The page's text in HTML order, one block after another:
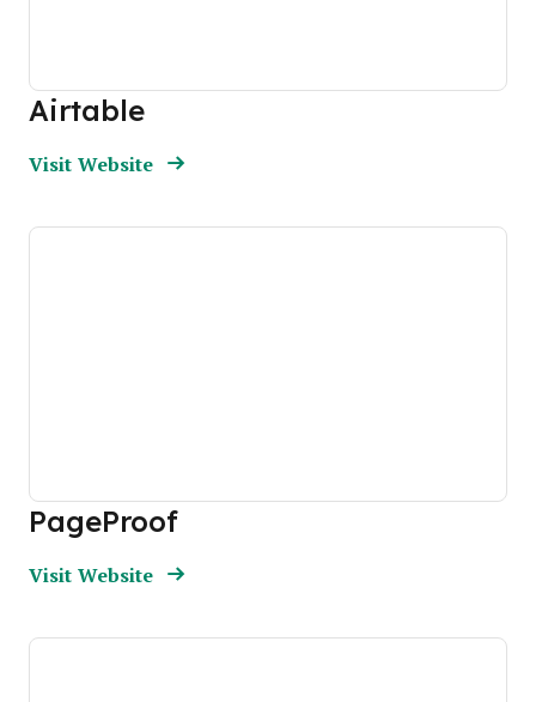
Airtable
Visit WebsiteOpens New Window
PageProof
Visit WebsiteOpens New Window